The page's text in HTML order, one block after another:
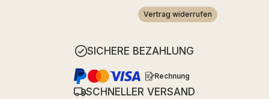
Vertrag widerrufen
SICHERE BEZAHLUNG
Rechnung
SCHNELLER VERSAND